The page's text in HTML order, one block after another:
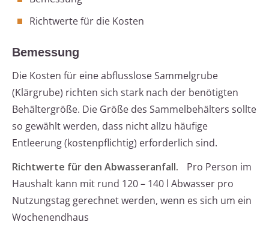
Richtwerte für die Kosten
Bemessung
Die Kosten für eine abflusslose Sammelgrube
(Klärgrube) richten sich stark nach der benötigten
Behältergröße. Die Größe des Sammelbehälters sollte
so gewählt werden, dass nicht allzu häufige
Entleerung (kostenpflichtig) erforderlich sind.
Richtwerte für den Abwasseranfall.
Pro Person im
Haushalt kann mit rund 120 – 140 l Abwasser pro
Nutzungstag gerechnet werden, wenn es sich um ein
Wochenendhaus